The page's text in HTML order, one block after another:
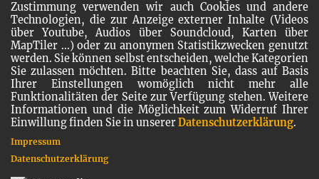
Zustimmung verwenden wir auch Cookies und andere
Technologien, die zur Anzeige externer Inhalte (Videos
über Youtube, Audios über Soundcloud, Karten über
MapTiler ...) oder zu anonymen Statistikzwecken genutzt
werden. Sie können selbst entscheiden, welche Kategorien
Sie zulassen möchten. Bitte beachten Sie, dass auf Basis
Ihrer Einstellungen womöglich nicht mehr alle
Funktionalitäten der Seite zur Verfügung stehen. Weitere
Informationen und die Möglichkeit zum Widerruf Ihrer
Einwillung finden Sie in unsererDatenschutzerklärung.
Impressum
Datenschutzerklärung